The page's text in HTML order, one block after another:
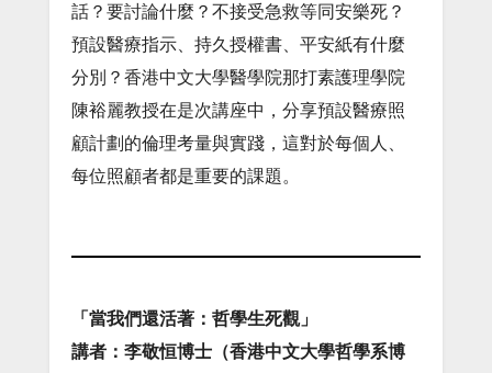
話？要討論什麼？不接受急救等同安樂死？
預設醫療指示、持久授權書、平安紙有什麼
分別？香港中文大學醫學院那打素護理學院
陳裕麗教授在是次講座中，分享預設醫療照
顧計劃的倫理考量與實踐，這對於每個人、
每位照顧者都是重要的課題。
「當我們還活著：哲學生死觀」
講者：李敬恒博士（香港中文大學哲學系博